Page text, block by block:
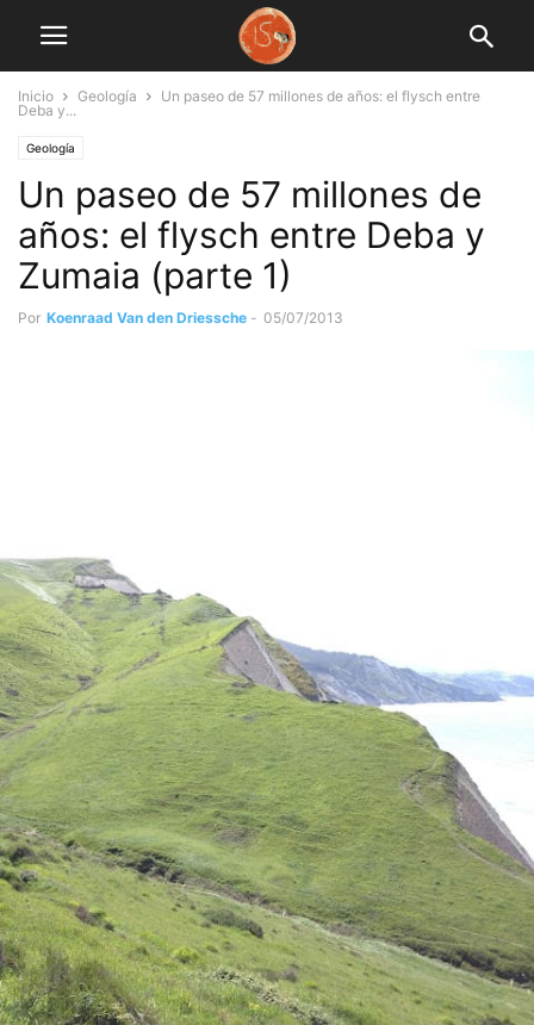
Inicio Geología
Un paseo de 57 millones de años: el flysch entre
Deba y...
Geología
Un paseo de 57 millones de
años: el flysch entre Deba y
Zumaia (parte 1)
Por Koenraad Van den Driessche - 05/07/2013